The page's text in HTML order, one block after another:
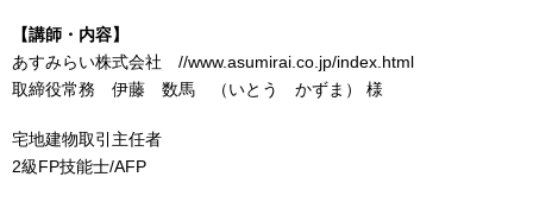
【講師・内容】
あすみらい株式会社 //www.asumirai.co.jp/index.html
取締役常務 伊藤 数馬 （いとう かずま） 様
宅地建物取引主任者
2級FP技能士/AFP